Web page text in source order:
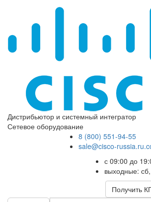
Дистрибьютор и системный интегратор
Сетевое оборудование
8 (800) 551-94-55
sale@cisco-
с 09:00 до
выходные:
Получить